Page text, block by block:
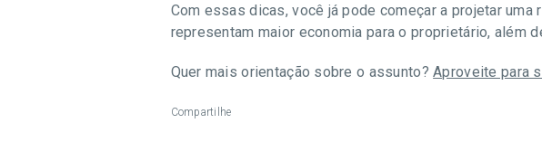
Com essas dicas, você já pode começar a projetar
representam maior economia para o proprietário, além
Quer mais orientação sobre o assunto?Aproveite para
Compartilhe